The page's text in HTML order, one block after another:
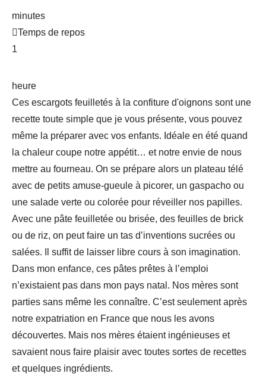
minutes
Temps de repos
1
heure
Ces escargots feuilletés à la confiture d'oignons sont une
recette toute simple que je vous présente, vous pouvez
même la préparer avec vos enfants. Idéale en été quand
la chaleur coupe notre appétit… et notre envie de nous
mettre au fourneau. On se prépare alors un plateau télé
avec de petits amuse-gueule à picorer, un gaspacho ou
une salade verte ou colorée pour réveiller nos papilles.
Avec une pâte feuilletée ou brisée, des feuilles de brick
ou de riz, on peut faire un tas d’inventions sucrées ou
salées. Il suffit de laisser libre cours à son imagination.
Dans mon enfance, ces pâtes prêtes à l’emploi
n’existaient pas dans mon pays natal. Nos mères sont
parties sans même les connaître. C’est seulement après
notre expatriation en France que nous les avons
découvertes. Mais nos mères étaient ingénieuses et
savaient nous faire plaisir avec toutes sortes de recettes
et quelques ingrédients.